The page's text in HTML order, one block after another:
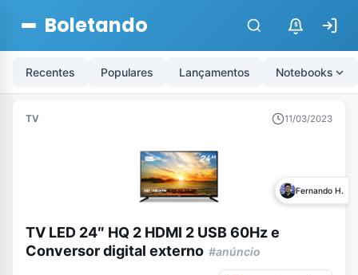
Boletando $
Recentes Populares Lançamentos Notebooks
TV 11/03/2023
Fernando H.
TV LED 24″ HQ 2 HDMI 2 USB 60Hz e
Conversor digital externo #anúncio